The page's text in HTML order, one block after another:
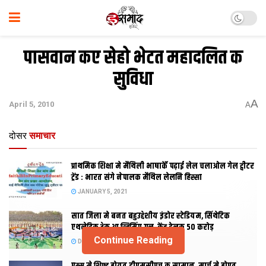
पासवान कए सेहो भेटत महादलित क
सुविधा
April 5, 2010 AA
दोसर समाचार
प्राथमिक शि‍क्षा मे मैथि‍ली भाषाकेँ पढ़ाई लेल चलाओल गेल ट्वीटर
ट्रेंड : भारत संगे नेपालक मैथिल लेलनि हिस्सा
JANUARY 5, 2021
सात जिला मे बनत बहुउद्देशीय इंडोर स्‍टेडि‍यम, सिंथेटिक
एथलेटिक ट्रेक आ स्विमिंग पुल, केंद्र देलक 50 करोड़
DECEMBER 26, 2020
Continue Reading